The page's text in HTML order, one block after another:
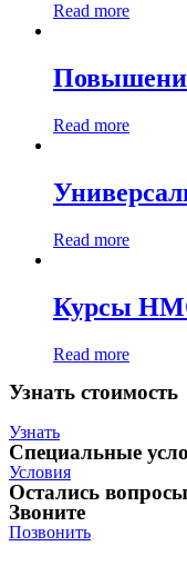
Read more
Read more
Read more
Курсы
Read more
Узнать стоимость
Узнать
Специальные
Условия
Остались
Звоните
Позвонить